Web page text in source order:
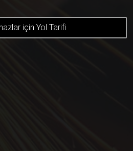
için Yol Tarifi